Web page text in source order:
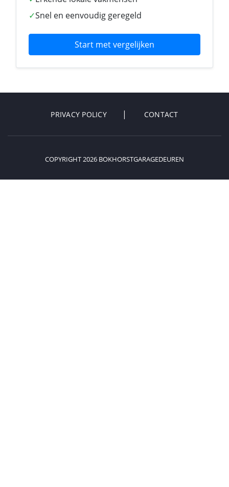
✓Snel en eenvoudig geregeld
Start met vergelijken
PRIVACY POLICY CONTACT
COPYRIGHT 2026 BOKHORSTGARAGEDEUREN